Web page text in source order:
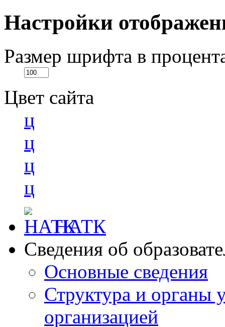
Настройки
Размер шрифта в
Цвет сайта
ц
ц
ц
ц
НАТК
Сведения об
Основные сведения
Структура и органы
организацией